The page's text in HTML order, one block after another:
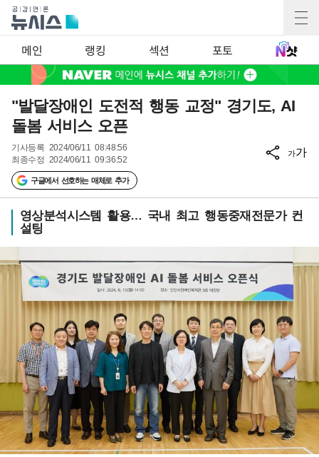
메인 랭킹 섹션 포토
"발달장애인 도전적 행동 교정" 경기도, AI
돌봄 서비스 오픈
기사등록 2024/06/11 08:48:56
최종수정 2024/06/11 09:36:52
구글에서 선호하는 매체로 추가
가가
영상분석시스템 활용… 국내 최고 행동중재전문가 컨
설팅